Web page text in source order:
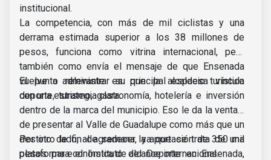
institucional.
La competencia, con más de mil ciclistas y una
derrama estimada superior a los 38 millones de
pesos, funciona como vitrina internacional, pero
también como envía el mensaje de que Ensenada
vuelve a administrar su principal espacio turístico
con una estrategia clara.
El punto relevante es que la alcaldesa vincula
deporte, turismo, gastronomía, hotelería e inversión
dentro de la marca del municipio. Eso le da la ventaja
de presentar al Valle de Guadalupe como más que un
destino de fin de semana, ya que se trata de una
plataforma económica de alcance internacional.
Por otro lado, al agradecer la aportación de 350 mil
pesos para el Instituto del Deporte en Ensenada,